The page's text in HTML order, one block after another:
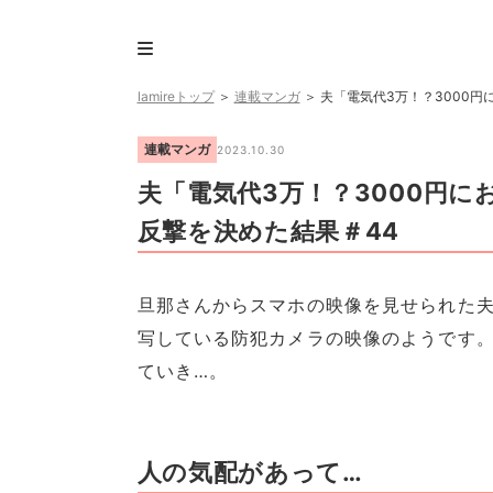
lamireトップ＞ 連載マンガ＞ 夫「電気代3万！？3000円
連載マンガ 2023.10.30
夫「電気代3万！？3000円に
反撃を決めた結果＃44
旦那さんからスマホの映像を見せられた
写している防犯カメラの映像のようです
ていき…。
人の気配があって…